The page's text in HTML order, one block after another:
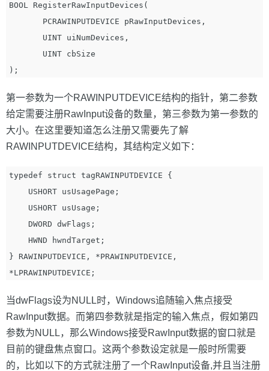
BOOL RegisterRawInputDevices(
PCRAWINPUTDEVICE pRawInputDevices,
UINT uiNumDevices,
UINT cbSize
第一参数为一个RAWINPUTDEVICE结构的指针，第二参数
给定需要注册RawInput设备的数量，第三参数为第一参数的
大小。在这里要知道怎么注册又需要先了解
RAWINPUTDEVICE结构，其结构定义如下：
typedef struct tagRAWINPUTDEVICE {
USHORT usUsagePage;
USHORT usUsage;
DWORD dwFlags;
HWND hwndTarget;
} RAWINPUTDEVICE, *PRAWINPUTDEVICE,
当dwFlags设为NULL时，Windows追随输入焦点接受
RawInput数据。而第四参数就是指定的输入焦点，假如第四
参数为NULL，那么Windows接受RawInput数据的窗口就是
目前的键盘焦点窗口。这两个参数设定就是一般时所需要
的，比如以下的方式就注册了一个RawInput设备,并且当注册